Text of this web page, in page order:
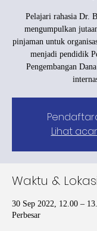
Pelajari rahasia Dr.
mengumpulkan
pinjaman untuk
menjadi pendidik
Pengembangan
Lihat
Waktu &
30 Sep 2022, 12.00 –
Perbesar